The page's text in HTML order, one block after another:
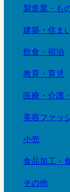
製造業・も
建築・住ま
飲食・宿泊
教育・育児
医療・介護
美容ファッ
小売
食品加工・
その他